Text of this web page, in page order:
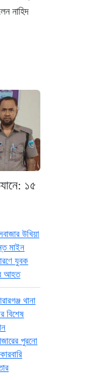
নাহিদ
ফখরুল
বন্দুক
স্কুলে
৮টি তাজা
২৫
ভয়াবহ
৩ জনের
১৫